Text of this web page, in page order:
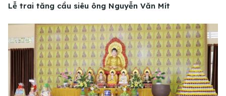
Lễ trai tăng cầu siêu ông Nguyễn Văn Mít